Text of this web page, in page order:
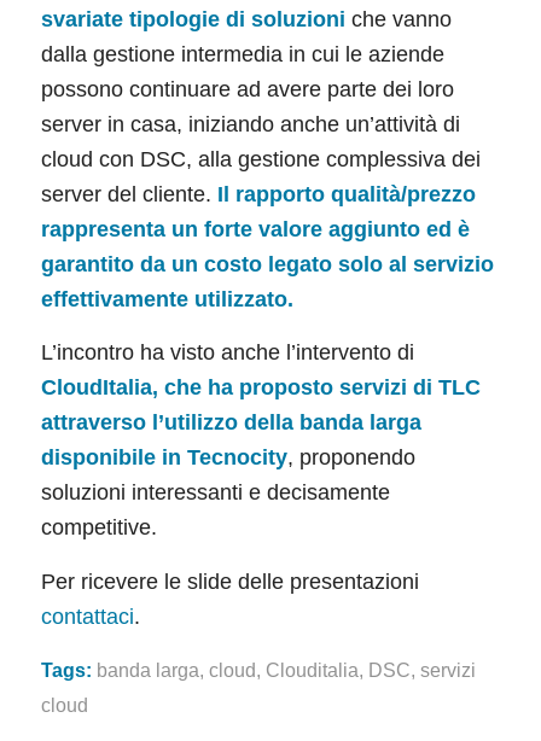
svariate tipologie di soluzioni che vanno
dalla gestione intermedia in cui le aziende
possono continuare ad avere parte dei loro
server in casa, iniziando anche un’attività di
cloud con DSC, alla gestione complessiva dei
server del cliente. Il rapporto qualità/prezzo
rappresenta un forte valore aggiunto ed è
garantito da un costo legato solo al servizio
effettivamente utilizzato.
L’incontro ha visto anche l’intervento di
CloudItalia, che ha proposto servizi di TLC
attraverso l’utilizzo della banda larga
disponibile in Tecnocity, proponendo
soluzioni interessanti e decisamente
competitive.
Per ricevere le slide delle presentazioni
contattaci.
Tags: banda larga, cloud, Clouditalia, DSC, servizi
cloud